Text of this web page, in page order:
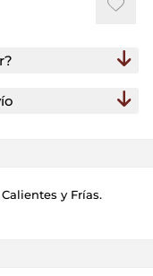
y Frías.